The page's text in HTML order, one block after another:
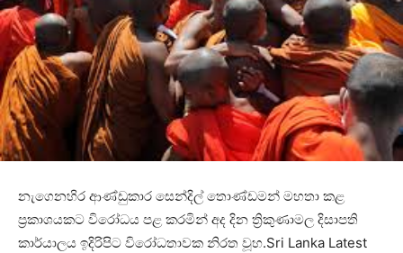
නැගෙනහිර ආණ්ඩුකාර සෙන්දිල් තොණ්ඩමන් මහතා කළ
ප්‍රකාශයකට විරෝධය පළ කරමින් අද දින ත්‍රිකුණාමල දිසාපති
කාර්යාලය ඉදිරිපිට විරෝධතාවක නිරත වූහ.Sri Lanka Latest